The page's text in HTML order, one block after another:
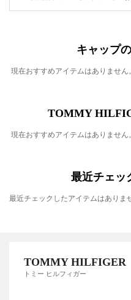
キャップ
現在おすすめアイテムはありません。
TOMMY
現在おすすめアイテムはありません。
最近チェッ
最近チェックしたアイテムはありま
TOMMY HILFIGER
トミー ヒルフィガー